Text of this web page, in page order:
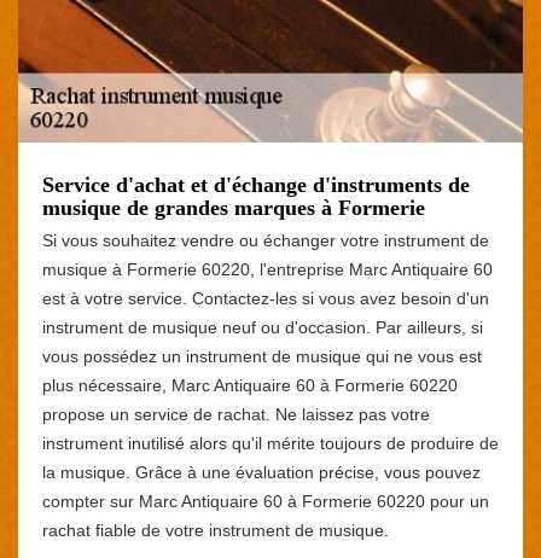
Service d'achat et d'échange d'instruments de
musique de grandes marques à Formerie
Si vous souhaitez vendre ou échanger votre instrument de
musique à Formerie 60220, l'entreprise Marc Antiquaire 60
est à votre service. Contactez-les si vous avez besoin d'un
instrument de musique neuf ou d'occasion. Par ailleurs, si
vous possédez un instrument de musique qui ne vous est
plus nécessaire, Marc Antiquaire 60 à Formerie 60220
propose un service de rachat. Ne laissez pas votre
instrument inutilisé alors qu'il mérite toujours de produire de
la musique. Grâce à une évaluation précise, vous pouvez
compter sur Marc Antiquaire 60 à Formerie 60220 pour un
rachat fiable de votre instrument de musique.